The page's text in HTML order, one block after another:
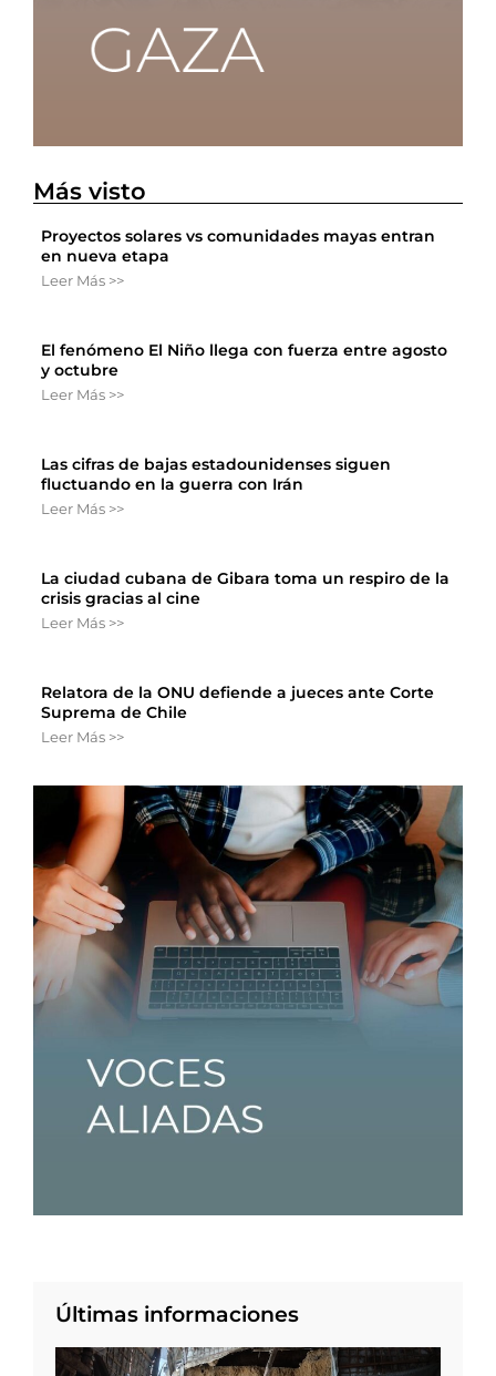
Más visto
Proyectos solares vs comunidades mayas entran
en nueva etapa
Leer Más >>
El fenómeno El Niño llega con fuerza entre agosto
y octubre
Leer Más >>
Las cifras de bajas estadounidenses siguen
fluctuando en la guerra con Irán
Leer Más >>
La ciudad cubana de Gibara toma un respiro de la
crisis gracias al cine
Leer Más >>
Relatora de la ONU defiende a jueces ante Corte
Suprema de Chile
Leer Más >>
Últimas informaciones